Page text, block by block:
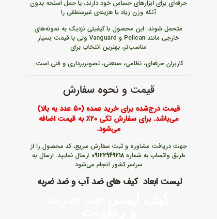
حرفه‌ای برای ابزارهای حساس خود دارند، یا حمل اسلحه بدون
آنکه وزن زیاد یا هزینه‌ی غیرمنطقی را
متحمل شوند. این محصول با کیفیتی نزدیک به نمونه‌های
خارجی مانند Pelican و Vanguard ولی با قیمت بسیار
مناسب‌تر، بهترین انتخاب برای
کاربران حرفه‌ای، نظامی، صنعتی، تصویربرداری و فنی است.
قیمت و نحوه سفارش
قیمت درج‌شده برای خرید عمده (۵۰ عدد به بالا)
می‌باشد. برای سفارش تکی ۲۰٪ به قیمت اضافه
می‌شود.
جهت دریافت مشاوره و ثبت سفارش سریع، کد محصول را از
طریق واتساپ به شماره۰۹۱۲۲۹۴۹۲۱۸
ارسال نمایید. ارسال به
سراسر کشور انجام می‌شود
لیست ابعاد کیف های ضد آب و ضد ضربه